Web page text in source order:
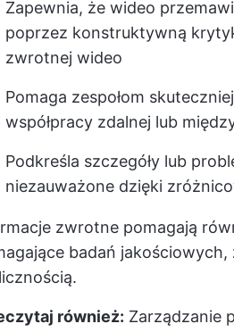
Zapewnia, że wideo
poprzez konstruktywną
zwrotnej wideo
Pomaga zespołom
współpracy zdalnej lub
Podkreśla szczegóły lub
niezauważone dzięki
zwrotne pomagają
badań
również: Zarządzanie